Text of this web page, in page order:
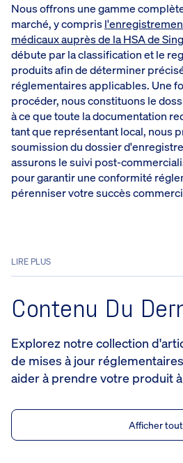
Nous offrons une gamme
marché, y compris
médicaux auprès de la HSA de
débute par la classification et le
produits afin de déterminer
réglementaires applicables. Une
procéder, nous constituons le
à ce que toute la documentation
tant que représentant local, nous
soumission du dossier
assurons le suivi post-
pour garantir une conformité
pérenniser votre succès
LIRE PLUS
Contenu Du
Explorez notre collection
de mises à jour
aider à prendre votre produit
Afficher tout